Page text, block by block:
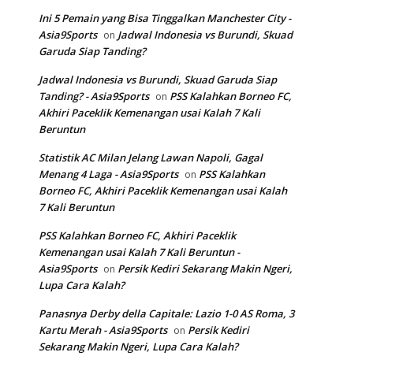
Ini 5 Pemain yang Bisa Tinggalkan Manchester City -
Asia9Sports on Jadwal Indonesia vs Burundi, Skuad
Garuda Siap Tanding?
Jadwal Indonesia vs Burundi, Skuad Garuda Siap
Tanding? - Asia9Sports on PSS Kalahkan Borneo FC,
Akhiri Paceklik Kemenangan usai Kalah 7 Kali
Beruntun
Statistik AC Milan Jelang Lawan Napoli, Gagal
Menang 4 Laga - Asia9Sports on PSS Kalahkan
Borneo FC, Akhiri Paceklik Kemenangan usai Kalah
7 Kali Beruntun
PSS Kalahkan Borneo FC, Akhiri Paceklik
Kemenangan usai Kalah 7 Kali Beruntun -
Asia9Sports on Persik Kediri Sekarang Makin Ngeri,
Lupa Cara Kalah?
Panasnya Derby della Capitale: Lazio 1-0 AS Roma, 3
Kartu Merah - Asia9Sports on Persik Kediri
Sekarang Makin Ngeri, Lupa Cara Kalah?